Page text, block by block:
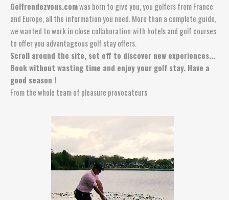
Golfrendezvous.comwas born to give you, you golfers from France
and Europe, all the information you need. More than a complete guide,
we wanted to work in close collaboration with hotels and golf courses
to offer you advantageous golf stay offers.
Scroll around the site, set off to discover new experiences...
Book without wasting time and enjoy your golf stay. Have a
good season !
From the whole team of pleasure provocateurs